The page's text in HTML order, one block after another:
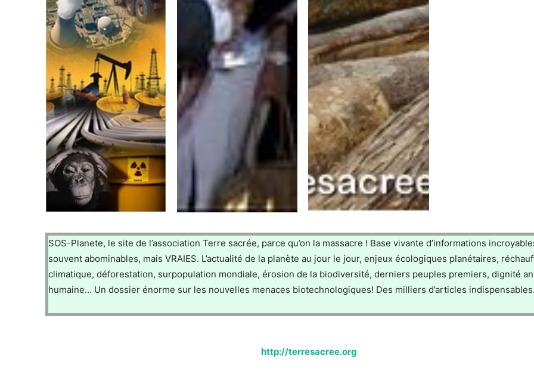
SOS-Planete, le site de l’association Terre sacrée, parce qu’on la massacre ! Base vivante d’informations
souvent abominables, mais VRAIES. L’actualité de la planète au jour le jour, enjeux écologiques planétaires,
climatique, déforestation, surpopulation mondiale, érosion de la biodiversité, derniers peuples premiers, dignité
humaine… Un dossier énorme sur les nouvelles menaces biotechnologiques! Des milliers d’articles indispensables.
http://terresacree.org